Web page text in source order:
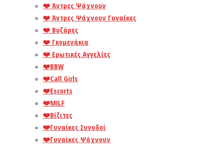
❤️️ Άντρες Ψάχνουν
❤️️ Άντρες Ψάχνουν Γυναίκες
❤️️ Βυζάρες
❤️️ Γκομενάκια
❤️️ Ερωτικές Αγγελίες
❤️️BBW
❤️️Call Girls
❤️️Escorts
❤️️MILF
❤️️Βίζιτες
❤️️Γυναίκες Συνοδοί
❤️️Γυναίκες Ψάχνουν